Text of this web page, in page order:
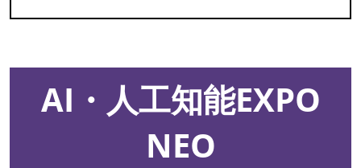
AI・人工知能EXPO
NEO